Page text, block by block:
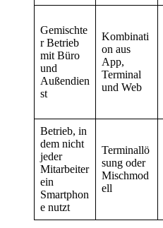
Gemischte
r Betrieb
mit Büro
und
Außendien
st
Kombinati
on aus
App,
Terminal
und Web
Betrieb, in
dem nicht
jeder
Mitarbeiter
ein
Smartphon
e nutzt
Terminallö
sung oder
Mischmod
ell